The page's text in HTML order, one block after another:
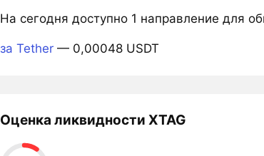
На сегодня доступно 1 направление для
за Tether— 0,00048 USDT
Оценка ликвидности XTAG